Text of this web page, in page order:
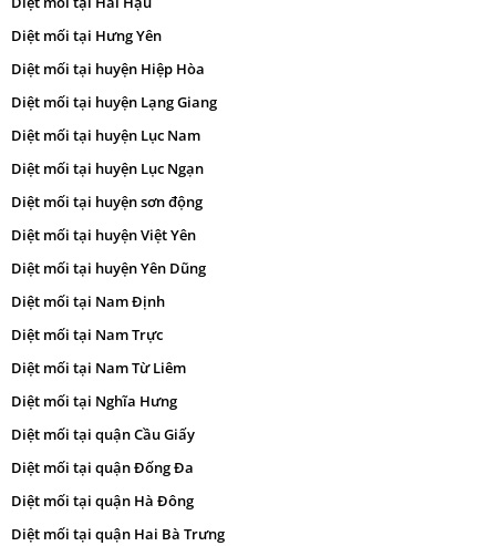
Diệt mối tại Hưng Yên
Diệt mối tại huyện Hiệp Hòa
Diệt mối tại huyện Lạng Giang
Diệt mối tại huyện Lục Nam
Diệt mối tại huyện Lục Ngạn
Diệt mối tại huyện sơn động
Diệt mối tại huyện Việt Yên
Diệt mối tại huyện Yên Dũng
Diệt mối tại Nam Định
Diệt mối tại Nam Trực
Diệt mối tại Nam Từ Liêm
Diệt mối tại Nghĩa Hưng
Diệt mối tại quận Cầu Giấy
Diệt mối tại quận Đống Đa
Diệt mối tại quận Hà Đông
Diệt mối tại quận Hai Bà Trưng